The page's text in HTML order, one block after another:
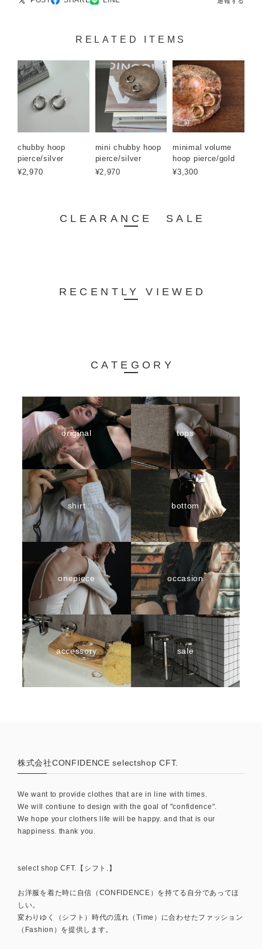
RELATED ITEMS
chubby hoop
pierce/silver
¥2,970
mini chubby hoop
pierce/silver
¥2,970
minimal volume
hoop pierce/gold
¥3,300
CLEARANCE SALE
RECENTLY VIEWED
CATEGORY
original tops
shirt bottom
onepiece occasion
accessory sale
株式会社CONFIDENCE selectshop CFT.
We want to provide clothes that are in line with times.
We will contiune to design with the goal of "confidence".
We hope your clothers life will be happy. and that is our
happiness. thank you.
select shop CFT.【シフト.】
お洋服を着た時に自信（CONFIDENCE）を持てる自分であってほ
しい。
変わりゆく（シフト）時代の流れ（Time）に合わせたファッション
（Fashion）を提供します。